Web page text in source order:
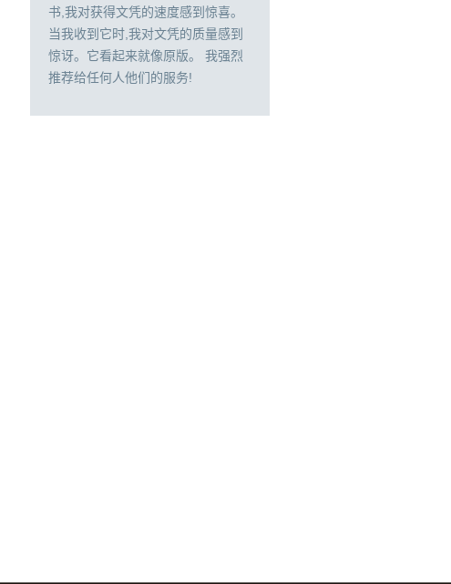
书,我对获得文凭的速度感到惊喜。
当我收到它时,我对文凭的质量感到
惊讶。它看起来就像原版。 我强烈
推荐给任何人他们的服务!